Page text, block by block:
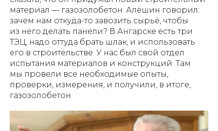
материал — газозолобетон. Алёшин говорил:
зачем нам откуда-то завозить сырьё, чтобы
из него делать панели? В Ангарске есть три
ТЭЦ, надо оттуда брать шлак, и использовать
его в строительстве. У нас был свой отдел
испытания материалов и конструкций. Там
мы провели все необходимые опыты,
проверки, измерения, и получили, в итоге,
газозолобетон.